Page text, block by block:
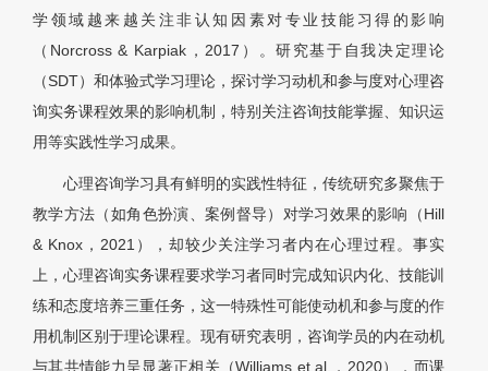
学领域越来越关注非认知因素对专业技能习得的影响
（Norcross & Karpiak，2017）。研究基于自我决定理论
（SDT）和体验式学习理论，探讨学习动机和参与度对心理咨
询实务课程效果的影响机制，特别关注咨询技能掌握、知识运
用等实践性学习成果。
心理咨询学习具有鲜明的实践性特征，传统研究多聚焦于
教学方法（如角色扮演、案例督导）对学习效果的影响（Hill
& Knox，2021），却较少关注学习者内在心理过程。事实
上，心理咨询实务课程要求学习者同时完成知识内化、技能训
练和态度培养三重任务，这一特殊性可能使动机和参与度的作
用机制区别于理论课程。现有研究表明，咨询学员的内在动机
与其共情能力呈显著正相关（Williams et al.，2020），而课